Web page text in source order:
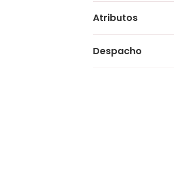
Atributos
Despacho